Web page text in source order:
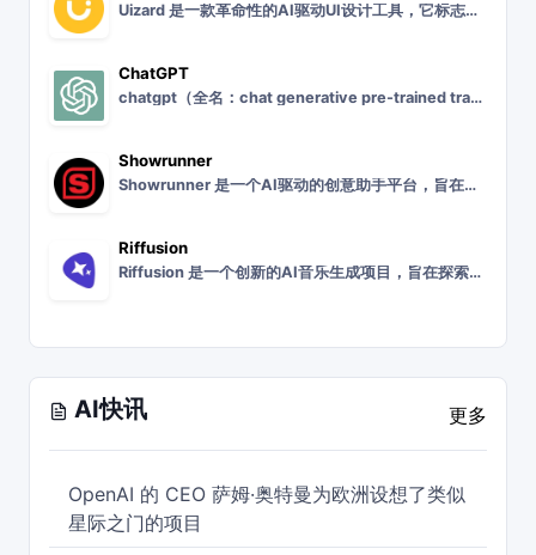
Uizard 是一款革命性的AI驱动UI设计工具，它标志着用户界面设计领域的一个重要里程碑。作为世界上首个AI UI设计工具，Uizard 旨在为设计师和开发者
ChatGPT
chatgpt（全名：chat generative pre-trained transformer），是openai研发的一款聊天机器人程序，于2022年11
Showrunner
Showrunner 是一个AI驱动的创意助手平台，旨在帮助创作者和内容制作团队更高效地进行内容创作和管理。Showrunner 平台提供了一系列强大的工具和功
Riffusion
Riffusion 是一个创新的AI音乐生成项目，旨在探索人工智能在音乐创作领域的应用。Riffusion 项目利用先进的机器学习技术，为音乐爱好者和创作者提供
更多
AI快讯
OpenAI 的 CEO 萨姆·奥特曼为欧洲设想了类似
星际之门的项目